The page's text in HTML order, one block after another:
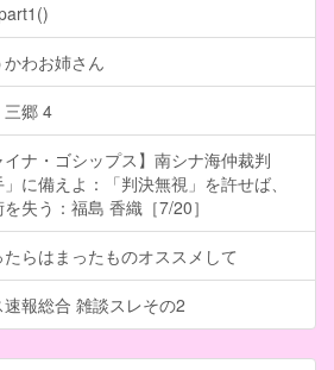
わお姉さん
三郷 4
イナ・ゴシップス】南シナ海仲裁判
に備えよ：「判決無視」を許せば、
失う：福島 香織［7/20］
らはまったものオススメして
報総合 雑談スレその2